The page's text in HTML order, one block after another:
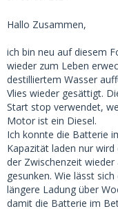
in die EHL gegangen.
Dan habe ich bsie
(Dank Eurer Hilfe
Säure Batterie, mit
Ladegerät mit ca. 8
guten
Habe gelesen man
übersteigen.
Was ist gut, ideal,
Vielen dank und
Hallo Zusammen,
ich bin neu auf diesem
wieder zum Leben
destilliertem Wasser
Vlies wieder gesättigt.
Start stop verwendet,
Motor ist ein Diesel.
Ich konnte die Batterie
Kapazität laden nur
der Zwischenzeit
gesunken. Wie lässt
längere Ladung über
damit die Batterie im